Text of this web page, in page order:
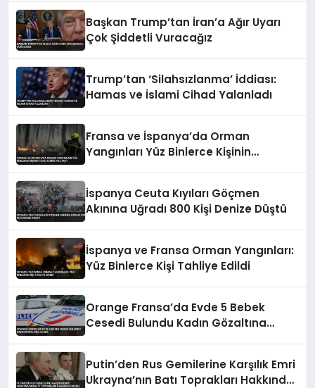
Başkan Trump’tan İran’a Ağır Uyarı
Çok Şiddetli Vuracağız
Trump’tan ‘Silahsızlanma’ İddiası:
Hamas ve İslami Cihad Yalanladı
Fransa ve İspanya’da Orman
Yangınları Yüz Binlerce Kişinin
İspanya Ceuta Kıyıları Göçmen
Akınına Uğradı 800 Kişi Denize Düştü
İspanya ve Fransa Orman Yangınları:
Yüz Binlerce Kişi Tahliye Edildi
Orange Fransa’da Evde 5 Bebek
Cesedi Bulundu Kadın Gözaltına
Putin’den Rus Gemilerine Karşılık Emri
Ukrayna’nın Batı Toprakları Hakkında